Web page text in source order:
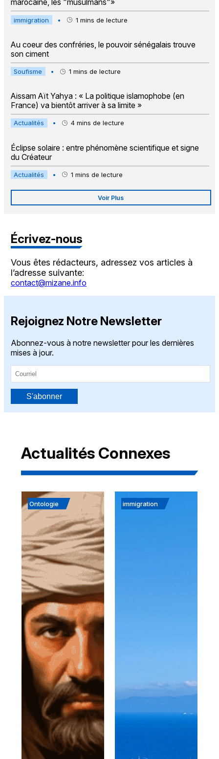
marocaine, les "musulmans"»
immigration • 1 mins de lecture
Au coeur des confréries, le pouvoir sénégalais trouve
son ciment
Soufisme • 1 mins de lecture
Aissam Aït Yahya : « La politique islamophobe (en
France) va bientôt arriver à sa limite »
Actualités • 4 mins de lecture
Éclipse solaire : entre phénomène scientifique et signe
du Créateur
Actualités • 1 mins de lecture
Voir Plus
Écrivez-nous
Vous êtes rédacteurs, adressez vos articles à
l’adresse suivante:
contact@mizane.info
Rejoignez Notre Newsletter
Abonnez-vous à notre newsletter pour les dernières
mises à jour.
S'abonner
Actualités Connexes
Ontologie immigration